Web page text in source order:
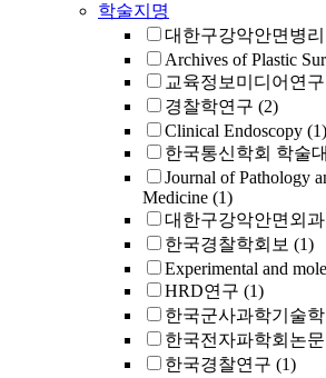
학술지명
대한구강악안면병리
Archives of Plastic
교육정보미디어연구
경찰학연구 (2)
Clinical Endoscopy (1)
한국통신학회 학술
Journal of Pathology
Medicine (1)
대한구강악안면외과
한국경찰학회보 (1)
Experimental and
HRD연구 (1)
한국군사과학기술학
한국전자파학회논문
한국경찰연구 (1)